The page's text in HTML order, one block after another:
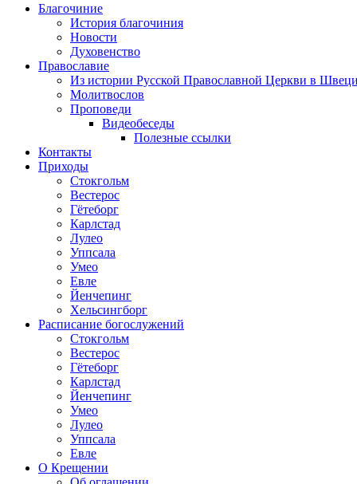
Благочиние
История благочиния
Новости
Духовенство
Православие
Из истории Русской Православной Церкви в
Молитвослов
Проповеди
Видеобеседы
Полезные ссылки
Контакты
Приходы
Стокгольм
Вестерос
Гётеборг
Карлстад
Лулео
Уппсала
Умео
Евле
Йенчепинг
Хельсингборг
Расписание богослужений
Стокгольм
Вестерос
Гётеборг
Карлстад
Йенчепинг
Умео
Лулео
Уппсала
Евле
О Крещении